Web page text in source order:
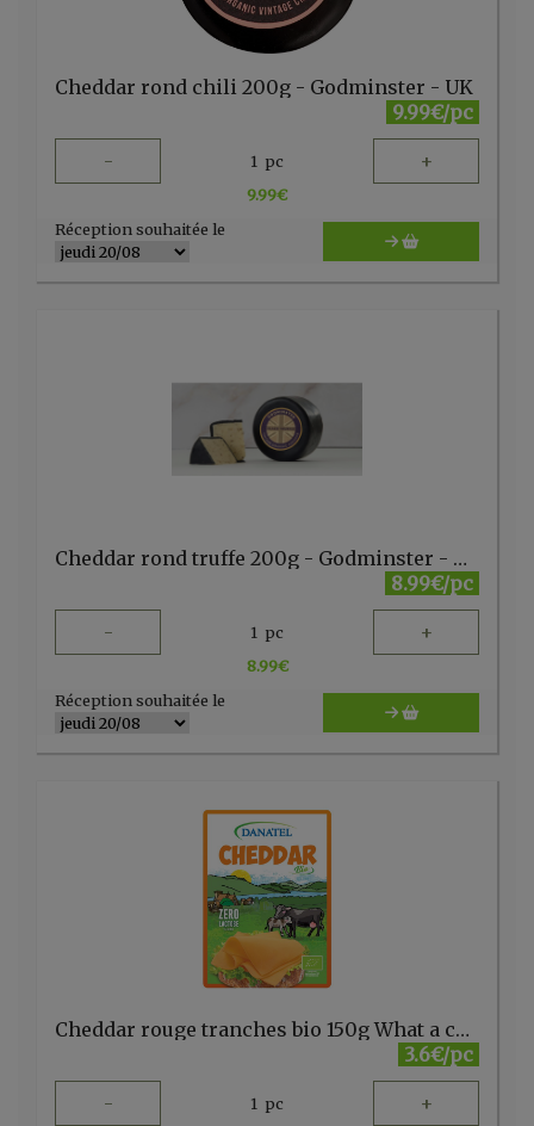
Cheddar rond chili 200g - Godminster - UK
9.99€/pc
- 1 pc +
9.99€
Réception souhaitée le
Cheddar rond truffe 200g - Godminster - UK
8.99€/pc
- 1 pc +
8.99€
Réception souhaitée le
Cheddar rouge tranches bio 150g What a cheese
3.6€/pc
- 1 pc +